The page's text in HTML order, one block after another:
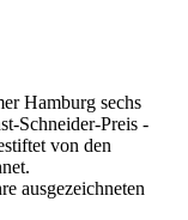
Hamburg sechs
Schneider-Preis -
von den
ausgezeichneten